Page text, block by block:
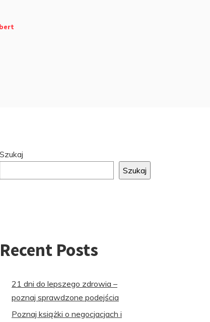
Szukaj
Szukaj
Recent Posts
21 dni do lepszego zdrowia –
poznaj sprawdzone podejścia
Poznaj książki o negocjacjach i